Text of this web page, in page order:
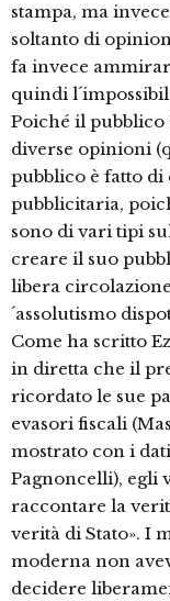
stampa, ma
soltanto di
fa invece
quindi
Poiché il
diverse opinioni
pubblico è fatto di
pubblicitaria,
sono di vari tipi
creare il suo
libera
´assolutismo
Come ha scritto
in diretta che il
ricordato le sue
evasori fiscali
mostrato con i
Pagnoncelli), egli
raccontare la
verità di Stato». I
moderna non
decidere